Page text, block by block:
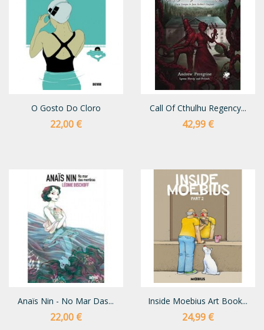
O Gosto Do Cloro
Preço
22,00 €
Call Of Cthulhu Regency...
Preço
42,99 €
Anaïs Nin - No Mar Das...
Preço
22,00 €
Inside Moebius Art Book...
Preço
24,99 €